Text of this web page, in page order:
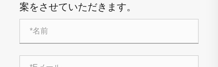
案をさせていただきます。